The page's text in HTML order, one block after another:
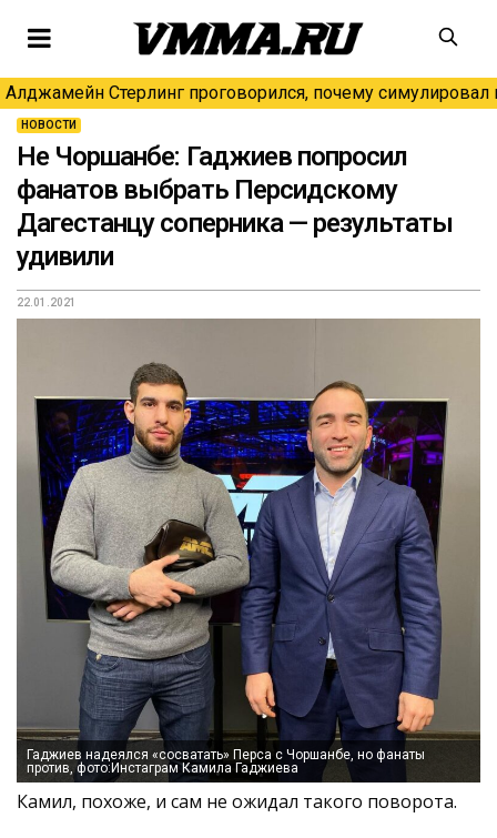
Алджамейн Стерлинг проговорился, почему симулировал
НОВОСТИ
Не Чоршанбе: Гаджиев попросил
фанатов выбрать Персидскому
Дагестанцу соперника — результаты
удивили
22.01.2021
Гаджиев надеялся «сосватать» Перса с Чоршанбе, но фанаты
против, фото:Инстаграм Камила Гаджиева
Камил, похоже, и сам не ожидал такого поворота.